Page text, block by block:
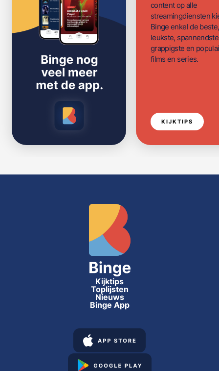
content op alle
streamingdiensten
Binge enkel de beste,
leukste,
grappigste en
films en series.
KIJKTIPS
Kijktips
Toplijsten
Nieuws
Binge App